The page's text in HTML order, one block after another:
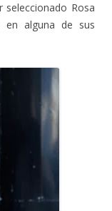
Rosa
en alguna de sus